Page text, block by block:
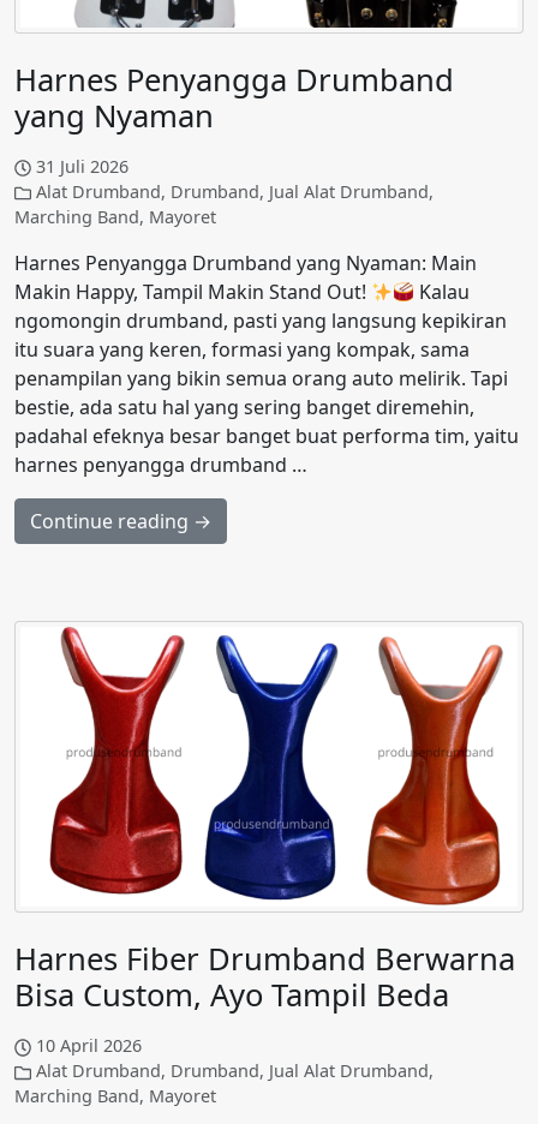
Harnes Penyangga Drumband
yang Nyaman
31 Juli 2026
Alat Drumband, Drumband, Jual Alat Drumband,
Marching Band, Mayoret
Harnes Penyangga Drumband yang Nyaman: Main
Makin Happy, Tampil Makin Stand Out!
Kalau
ngomongin drumband, pasti yang langsung kepikiran
itu suara yang keren, formasi yang kompak, sama
penampilan yang bikin semua orang auto melirik. Tapi
bestie, ada satu hal yang sering banget diremehin,
padahal efeknya besar banget buat performa tim, yaitu
harnes penyangga drumband …
Continue reading →
Harnes Fiber Drumband Berwarna
Bisa Custom, Ayo Tampil Beda
10 April 2026
Alat Drumband, Drumband, Jual Alat Drumband,
Marching Band, Mayoret